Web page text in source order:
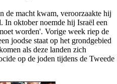
de macht kwam, veroorzaakte hij
In oktober noemde hij Israël een
worden'. Vorige week riep de
joodse staat op het grondgebied
als deze landen zich
op de joden tijdens de Tweede